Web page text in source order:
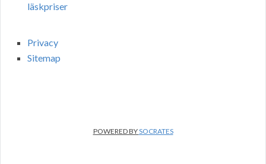
läskpriser
Privacy
Sitemap
POWERED BYSOCRATES